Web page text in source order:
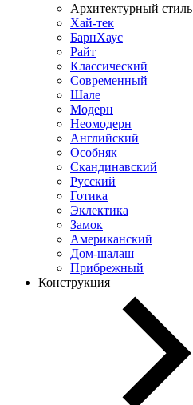
Архитектурный стиль
Хай-тек
БарнХаус
Райт
Классический
Современный
Шале
Модерн
Неомодерн
Английский
Особняк
Скандинавский
Русский
Готика
Эклектика
Замок
Американский
Дом-шалаш
Прибрежный
Конструкция